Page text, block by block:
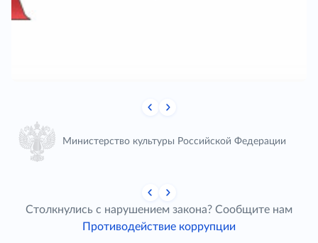
Министерство культуры Российской Федерации
Столкнулись с нарушением закона? Сообщите нам
Противодействие коррупции